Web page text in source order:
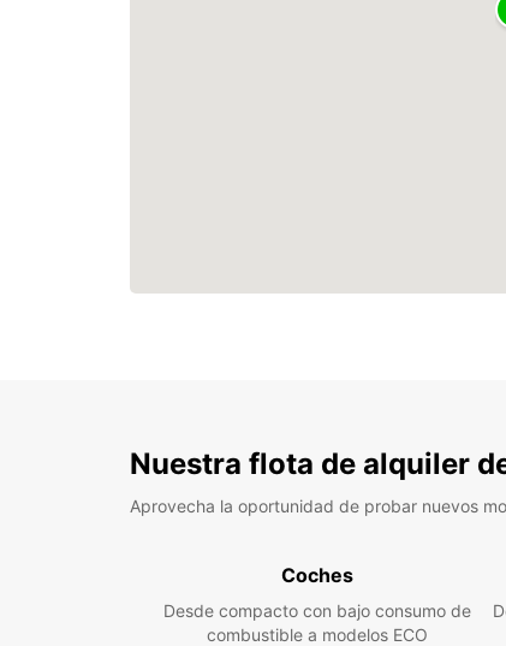
Nuestra flota de alquiler
Aprovecha la oportunidad de probar nuevos
Coches
Desde compacto con bajo consumo de
combustible a modelos ECO